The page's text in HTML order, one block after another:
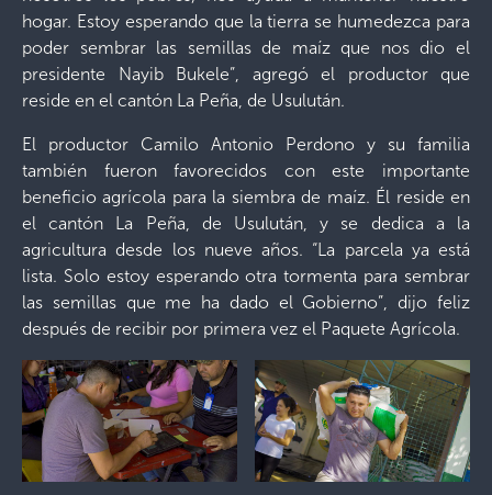
hogar. Estoy esperando que la tierra se humedezca para
poder sembrar las semillas de maíz que nos dio el
presidente Nayib Bukele”, agregó el productor que
reside en el cantón La Peña, de Usulután.
El productor Camilo Antonio Perdono y su familia
también fueron favorecidos con este importante
beneficio agrícola para la siembra de maíz. Él reside en
el cantón La Peña, de Usulután, y se dedica a la
agricultura desde los nueve años. “La parcela ya está
lista. Solo estoy esperando otra tormenta para sembrar
las semillas que me ha dado el Gobierno”, dijo feliz
después de recibir por primera vez el Paquete Agrícola.